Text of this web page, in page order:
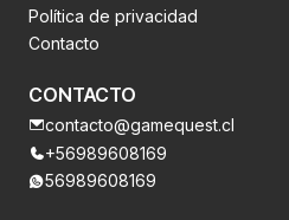
Política de privacidad
Contacto
CONTACTO
contacto@gamequest.cl
+56989608169
56989608169